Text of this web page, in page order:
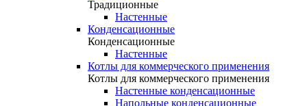
Традиционные
Настенные
Конденсационные
Конденсационные
Настенные
Котлы для коммерческого применения
Котлы для коммерческого применения
Настенные конденсационные
Напольные конденсационные